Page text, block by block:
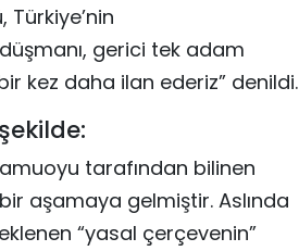
gerici tek adam
kez daha ilan ederiz” denildi.
tarafından bilinen
aşamaya gelmiştir. Aslında
“yasal çerçevenin”